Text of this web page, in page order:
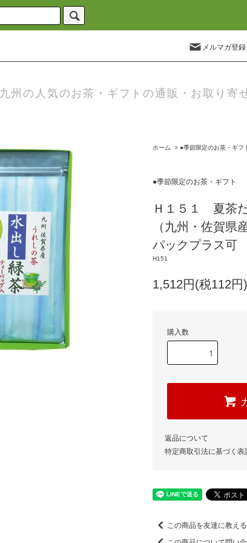
メルマガ登
九州の人気のお茶・ギフトの通販・お取り寄
ホーム > ●季節限定のお茶・ギフ
●季節限定のお茶・ギフト
Ｈ１５１ 夏茶
（九州・佐賀
パックプラス可
H151
1,512円(税112円)
購入数
返品について
特定商取引法に基づく表
この商品を友達に教える